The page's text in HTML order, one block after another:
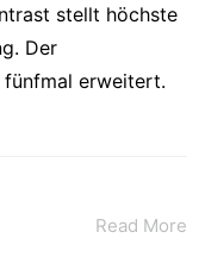
stellt höchste
Der
erweitert.
Read More